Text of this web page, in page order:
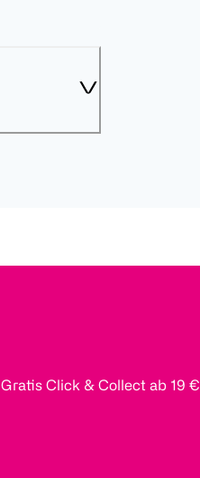
Gratis Click & Collect ab 19 €